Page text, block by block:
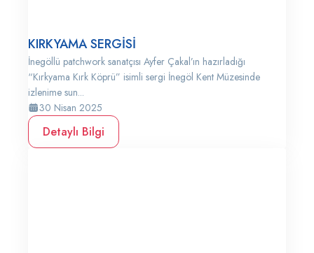
KIRKYAMA SERGİSİ
İnegöllü patchwork sanatçısı Ayfer Çakal’ın hazırladığı
“Kırkyama Kırk Köprü” isimli sergi İnegöl Kent Müzesinde
izlenime sun...
30 Nisan 2025
Detaylı Bilgi